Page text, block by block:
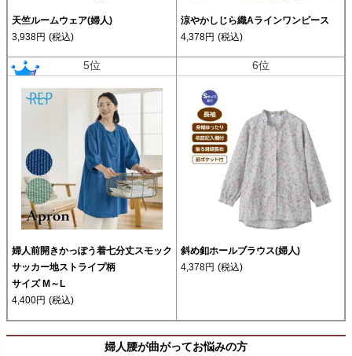
天竺ルームウェア(婦人)
3,938円 (税込)
涼やかしじら織Aラインワンピース
4,378円 (税込)
5位
婦人前開きかっぽう着七分丈スモック
サッカー地ストライプ柄
サイズ M～L
4,400円 (税込)
6位
斜め釦ホールブラウス(婦人)
4,378円 (税込)
婦人腰が曲がってお悩みの方